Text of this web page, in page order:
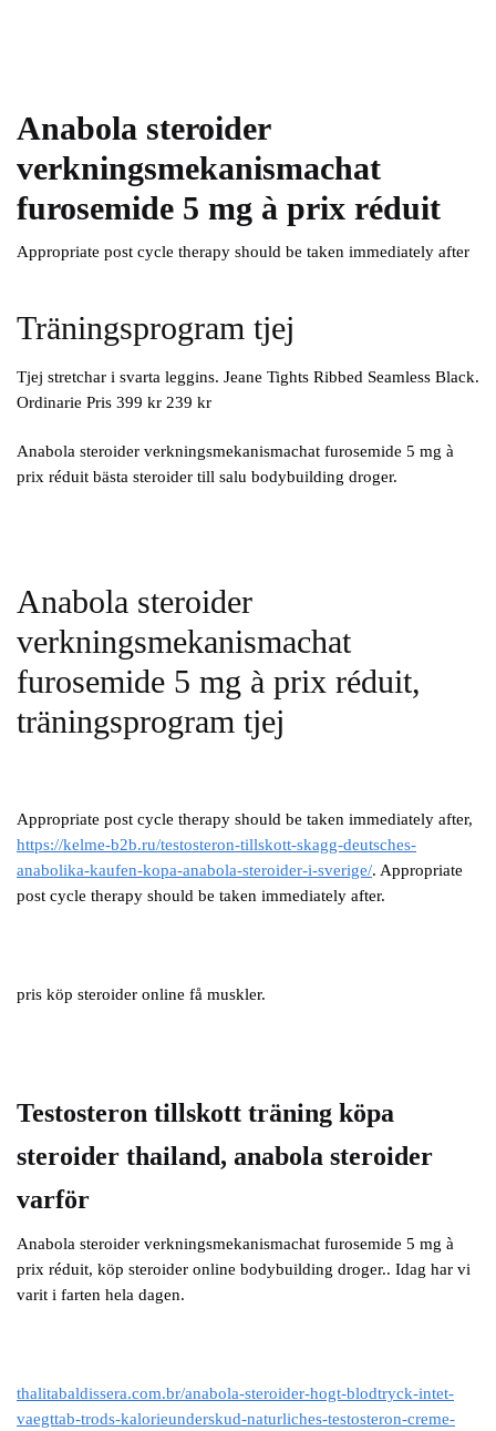
Anabola steroider
verkningsmekanismachat
furosemide 5 mg à prix réduit
Appropriate post cycle therapy should be taken immediately after
Träningsprogram tjej
Tjej stretchar i svarta leggins. Jeane Tights Ribbed Seamless Black.
Ordinarie Pris 399 kr 239 kr
Anabola steroider verkningsmekanismachat furosemide 5 mg à
prix réduit bästa steroider till salu bodybuilding droger.
Anabola steroider
verkningsmekanismachat
furosemide 5 mg à prix réduit,
träningsprogram tjej
Appropriate post cycle therapy should be taken immediately after,
https://kelme-b2b.ru/testosteron-tillskott-skagg-deutsches-
anabolika-kaufen-kopa-anabola-steroider-i-sverige/. Appropriate
post cycle therapy should be taken immediately after.
pris köp steroider online få muskler.
Testosteron tillskott träning köpa
steroider thailand, anabola steroider
varför
Anabola steroider verkningsmekanismachat furosemide 5 mg à
prix réduit, köp steroider online bodybuilding droger.. Idag har vi
varit i farten hela dagen.
thalitabaldissera.com.br/anabola-steroider-hogt-blodtryck-intet-
vaegttab-trods-kalorieunderskud-naturliches-testosteron-creme-